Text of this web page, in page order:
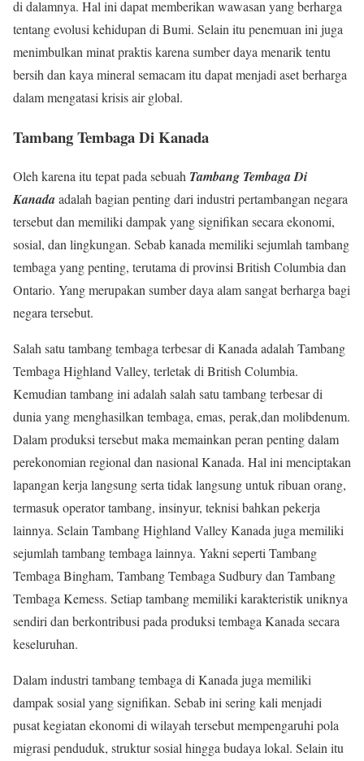
di dalamnya. Hal ini dapat memberikan wawasan yang berharga
tentang evolusi kehidupan di Bumi. Selain itu penemuan ini juga
menimbulkan minat praktis karena sumber daya menarik tentu
bersih dan kaya mineral semacam itu dapat menjadi aset berharga
dalam mengatasi krisis air global.
Tambang Tembaga Di Kanada
Oleh karena itu tepat pada sebuah Tambang Tembaga Di
Kanadaadalah bagian penting dari industri pertambangan negara
tersebut dan memiliki dampak yang signifikan secara ekonomi,
sosial, dan lingkungan. Sebab kanada memiliki sejumlah tambang
tembaga yang penting, terutama di provinsi British Columbia dan
Ontario. Yang merupakan sumber daya alam sangat berharga bagi
negara tersebut.
Salah satu tambang tembaga terbesar di Kanada adalah Tambang
Tembaga Highland Valley, terletak di British Columbia.
Kemudian tambang ini adalah salah satu tambang terbesar di
dunia yang menghasilkan tembaga, emas, perak,dan molibdenum.
Dalam produksi tersebut maka memainkan peran penting dalam
perekonomian regional dan nasional Kanada. Hal ini menciptakan
lapangan kerja langsung serta tidak langsung untuk ribuan orang,
termasuk operator tambang, insinyur, teknisi bahkan pekerja
lainnya. Selain Tambang Highland Valley Kanada juga memiliki
sejumlah tambang tembaga lainnya. Yakni seperti Tambang
Tembaga Bingham, Tambang Tembaga Sudbury dan Tambang
Tembaga Kemess. Setiap tambang memiliki karakteristik uniknya
sendiri dan berkontribusi pada produksi tembaga Kanada secara
keseluruhan.
Dalam industri tambang tembaga di Kanada juga memiliki
dampak sosial yang signifikan. Sebab ini sering kali menjadi
pusat kegiatan ekonomi di wilayah tersebut mempengaruhi pola
migrasi penduduk, struktur sosial hingga budaya lokal. Selain itu